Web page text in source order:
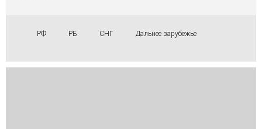
РФ РБ СНГ Дальнее зарубежье